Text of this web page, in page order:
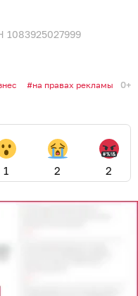
на правах рекламы 0+
1 2 2